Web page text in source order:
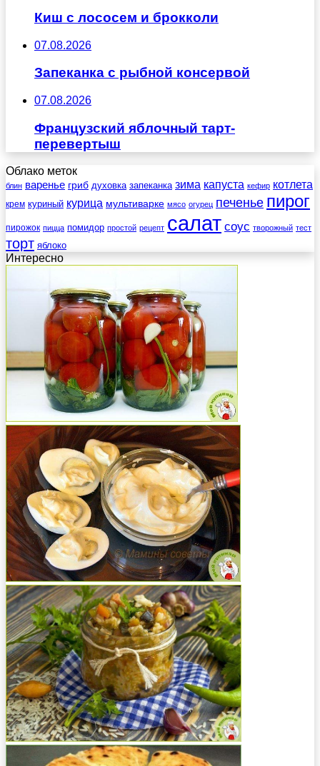
Киш с лососем и брокколи
07.08.2026
Запеканка с рыбной консервой
07.08.2026
Французский яблочный тарт-
перевертыш
Облако меток
блин варенье гриб духовка запеканка зима капуста кефир котлета
крем куриный курица мультиварке мясо огурец печенье пирог
пирожок пицца помидор простой рецепт салат соус творожный тест
торт яблоко
Интересно